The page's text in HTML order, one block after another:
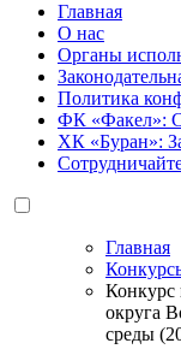
Главная
О нас
Органы
Политика
ФК «Факел»:
ХК «Буран»:
Главная
Конкурс
округа
среды